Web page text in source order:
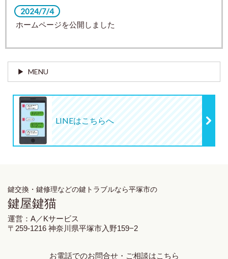
2024/7/4
ホームページを公開しました
MENU
LINEはこちらへ
鍵交換・鍵修理などの鍵トラブルなら平塚市の
鍵屋鍵猫
運営：A／Kサービス
〒259-1216 神奈川県平塚市入野159−2
お電話でのお問合せ・ご相談はこちら